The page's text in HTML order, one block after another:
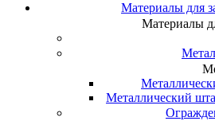
Материалы для
Материалы
Металлический